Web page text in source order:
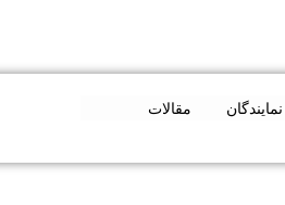
نمایندگان مقالات